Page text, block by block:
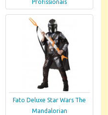
Profissionais
Fato Deluxe Star Wars The
Mandalorian